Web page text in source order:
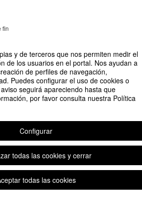
y de terceros que nos permiten medir el
de los usuarios en el portal. Nos ayudan a
de perfiles de navegación,
Puedes configurar el uso de cookies o
seguirá apareciendo hasta que
por favor consulta nuestra Política
Configurar
todas las cookies y cerrar
todas las cookies
fin
Brasil, 1580-1680”
Plataforma de organización de eventos Symposium
Copyright © 2026